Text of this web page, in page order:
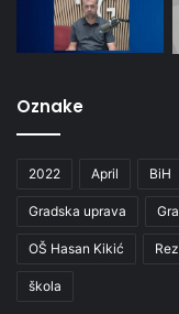
Oznake
2022 April BiH
Gradska uprava
OŠ Hasan Kikić
škola